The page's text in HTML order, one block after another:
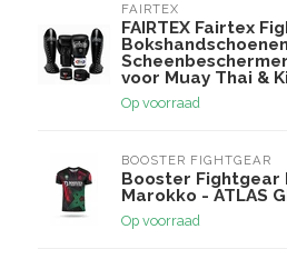
FAIRTEX
FAIRTEX Fairtex
voor Muay Thai &
Op voorraad
BOOSTER FIGHTGEAR
Booster
Marokko - ATLAS
Op voorraad